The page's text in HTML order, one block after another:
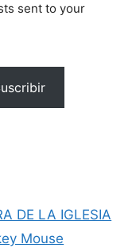
sent to your
DE LA IGLESIA
Mouse